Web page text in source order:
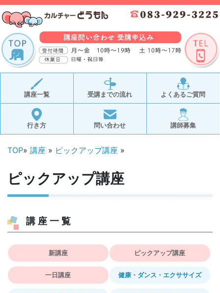
講座一覧 受講までの流れ よくあるご質問
行き方 問い合わせ 講師募集
TOP» 講座 » ピックアップ講座 »
ピックアップ講座
講座一覧
新講座 ピックアップ講座
一日講座 健康・ダンス・エクササイズ